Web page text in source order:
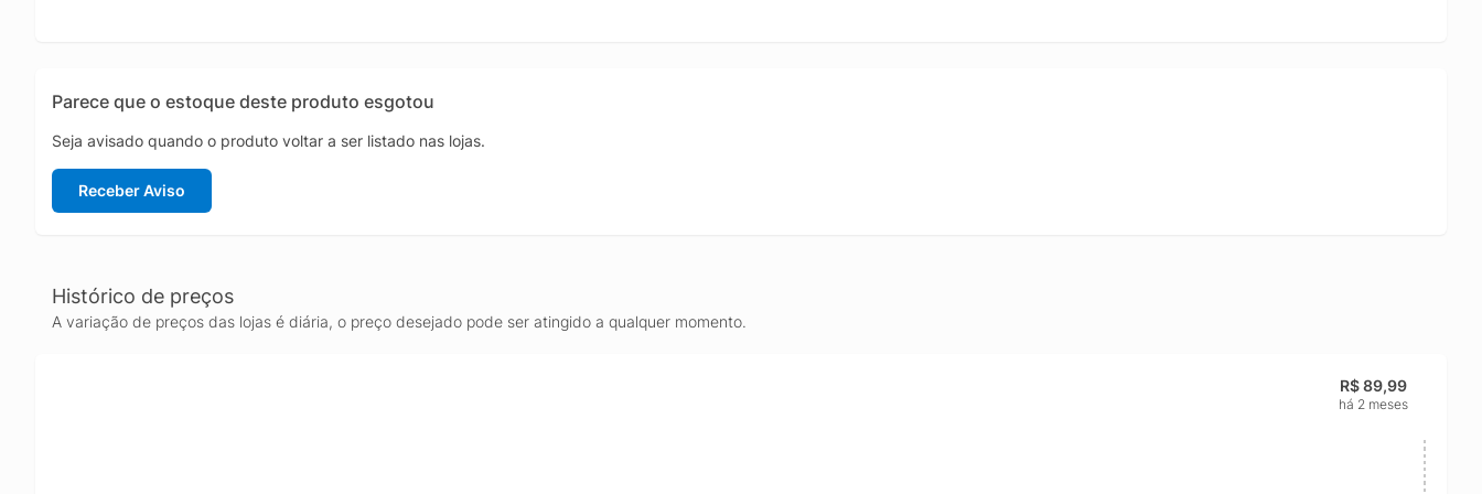
Parece que o estoque deste produto esgotou
Seja avisado quando o produto voltar a ser listado nas lojas.
Receber Aviso
Histórico de preços
A variação de preços das lojas é diária, o preço desejado pode ser atingido a qualquer momento.
R$ 89,99
há 2 meses